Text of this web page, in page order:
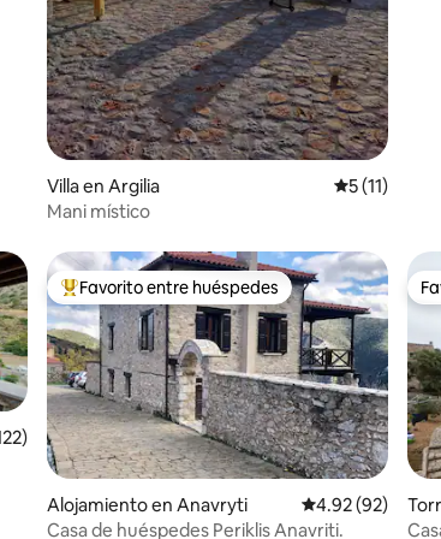
Villa en Argilia Calificación
5 (11)
Mani místico
promedio: 4.93 de 5, 122 reseñas
Favorito entre huéspedes preferido
Favorito entre huéspedes
Alojamiento en Anavryti Calificación
4.92 (92)
Casa de huéspedes Periklis Anavriti.